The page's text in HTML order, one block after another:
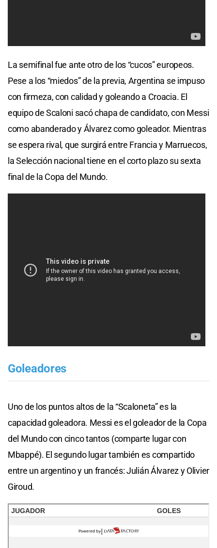
La semifinal fue ante otro de los “cucos” europeos.
Pese a los “miedos” de la previa, Argentina se impuso
con firmeza, con calidad y goleando a Croacia. El
equipo de Scaloni sacó chapa de candidato, con Messi
como abanderado y Álvarez como goleador. Mientras
se espera rival, que surgirá entre Francia y Marruecos,
la Selección nacional tiene en el corto plazo su sexta
final de la Copa del Mundo.
Goleadores
Uno de los puntos altos de la “Scaloneta” es la
capacidad goleadora. Messi es el goleador de la Copa
del Mundo con cinco tantos (comparte lugar con
Mbappé). El segundo lugar también es compartido
entre un argentino y un francés: Julián Álvarez y Olivier
Giroud.